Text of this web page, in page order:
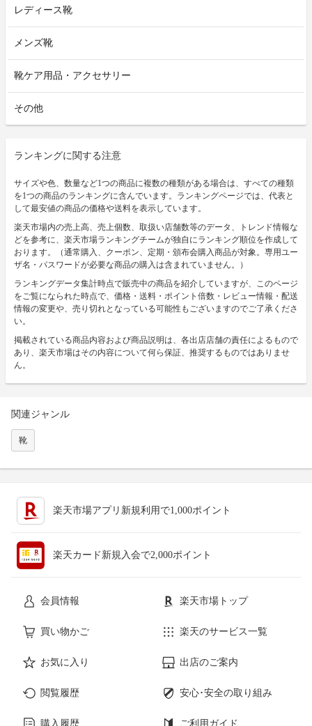
レディース靴
メンズ靴
靴ケア用品・アクセサリー
その他
ランキングに関する注意
サイズや色、数量など1つの商品に複数の種類がある場合は、すべての種類
を1つの商品のランキングに含んでいます。ランキングページでは、代表と
して最安値の商品の価格や送料を表示しています。
楽天市場内の売上高、売上個数、取扱い店舗数等のデータ、トレンド情報な
どを参考に、楽天市場ランキングチームが独自にランキング順位を作成して
おります。（通常購入、クーポン、定期・頒布会購入商品が対象。専用ユー
ザ名・パスワードが必要な商品の購入は含まれていません。）
ランキングデータ集計時点で販売中の商品を紹介していますが、このページ
をご覧になられた時点で、価格・送料・ポイント倍数・レビュー情報・配送
情報の変更や、売り切れとなっている可能性もございますのでご了承くださ
い。
掲載されている商品内容および商品説明は、各出店店舗の責任によるもので
あり、楽天市場はその内容について何ら保証、推奨するものではありませ
ん。
関連ジャンル
靴
楽天市場アプリ新規利用で1,000ポイント
楽天カード新規入会で2,000ポイント
会員情報 楽天市場トップ
買い物かご 楽天のサービス一覧
お気に入り 出店のご案内
閲覧履歴 安心･安全の取り組み
購入履歴 ご利用ガイド